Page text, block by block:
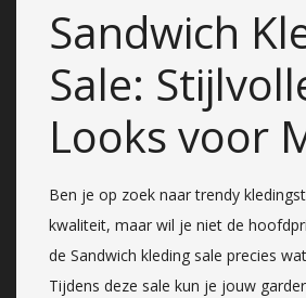
Sandwich
Sale:
Looks voor
Ben je op zoek naar trendy
kwaliteit, maar wil je niet de
de Sandwich kleding sale precies
Tijdens deze sale kun je jouw